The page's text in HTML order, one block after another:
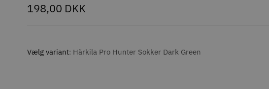
Tilbudspris
198,00 DKK
Vælg variant Härkila Pro Hunter Sokker Dark Green